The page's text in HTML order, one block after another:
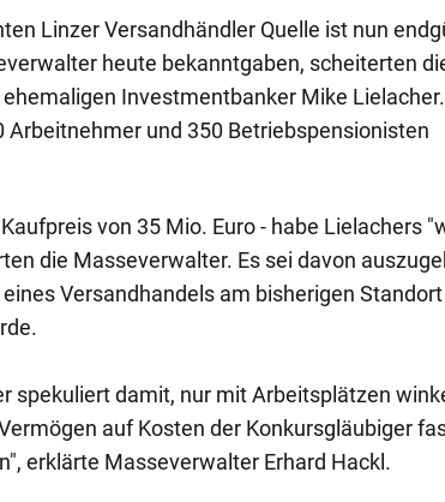
Linzer Versandhändler Quelle ist nun
heute bekanntgaben, scheiterten
Investmentbanker Mike
Arbeitnehmer und 350 Betriebspensionisten
von 35 Mio. Euro - habe Lielachers
die Masseverwalter. Es sei davon
Versandhandels am bisherigen
spekuliert damit, nur mit Arbeitsplätzen
auf Kosten der Konkursgläubiger
erklärte Masseverwalter Erhard Hackl.